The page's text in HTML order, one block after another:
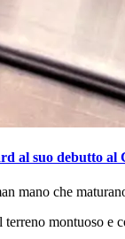
al suo debutto
mano che
montuoso